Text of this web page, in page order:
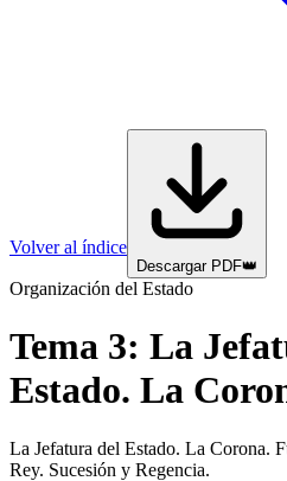
Volver al índice
Descargar PDF👑
Organización del Estado
Tema 3: La
Estado. La
La Jefatura del Estado. La Corona.
Rey. Sucesión y Regencia.